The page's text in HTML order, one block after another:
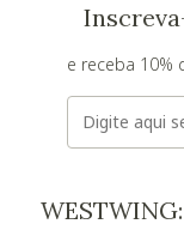
e receba 10%
E-mail